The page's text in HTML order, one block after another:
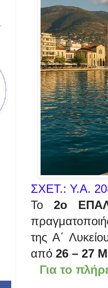
ΣΧΕΤ.: Υ.Α.
Το2ο ΕΠΑΛ
της Α΄
από 26 – 27
Για το